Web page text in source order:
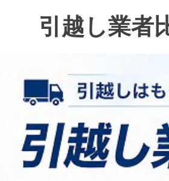
引越し業者